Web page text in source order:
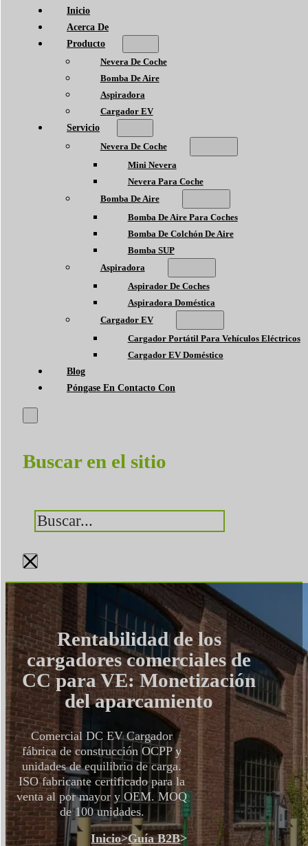
Inicio
Acerca De
Producto
Nevera De Coche
Bomba De Aire
Aspiradora
Cargador EV
Servicio
Nevera De Coche
Mini Nevera
Nevera Para Coche
Bomba De Aire
Bomba De Aire Para Coches
Bomba De Colchón De Aire
Bomba SUP
Aspiradora
Aspirador De Coches
Aspiradora Doméstica
Cargador EV
Cargador Portátil Para Vehículos Eléctricos
Cargador EV Doméstico
Blog
Póngase En Contacto Con
Buscar en el sitio
Buscar
×
Rentabilidad de los
cargadores comerciales de
CC para VE: Monetización
del aparcamiento
Comercial DC EV Cargador
fábrica de construcción OCPP y
unidades de equilibrio de carga.
ISO fabricante certificado para la
venta al por mayor y OEM. MOQ
de 100 unidades.
Inicio>Guía B2B>